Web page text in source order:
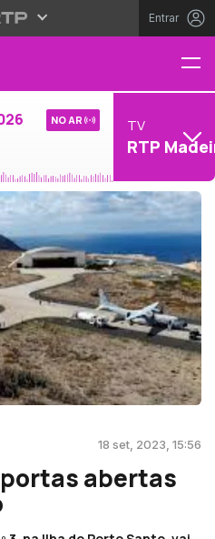
Entrar
NO AR TV
RTP
18 set, 2023, 15:56
portas abertas